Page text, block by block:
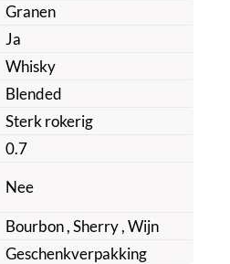
Granen
Ja
Whisky
Blended
Sterk rokerig
0.7
Nee
Bourbon, Sherry, Wijn
Geschenkverpakking